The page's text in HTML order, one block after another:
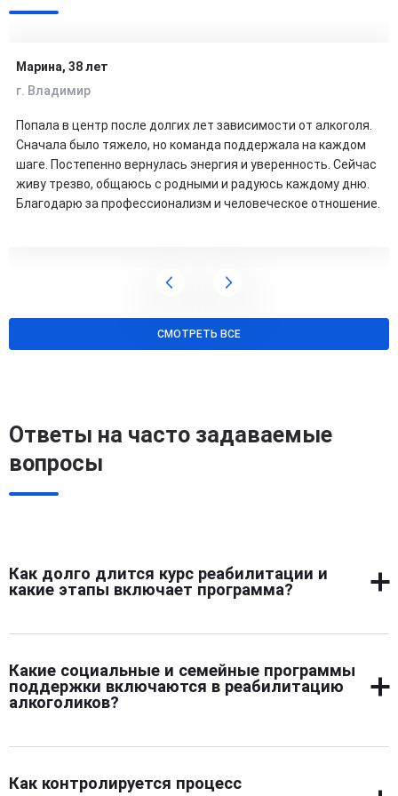
Марина, 38 лет
г. Владимир
Попала в центр после долгих лет зависимости от алкоголя.
Сначала было тяжело, но команда поддержала на каждом
шаге. Постепенно вернулась энергия и уверенность. Сейчас
живу трезво, общаюсь с родными и радуюсь каждому дню.
Благодарю за профессионализм и человеческое отношение.
СМОТРЕТЬ ВСЕ
Ответы на часто задаваемые
вопросы
Как долго длится курс реабилитации и
какие этапы включает программа?
Продолжительность реабилитации зависит от тяжести
занимает от одного до шести месяцев. Программа
включает первичную диагностику, медицинскую
сопровождение. Этапы выстраиваются с учетом
Какие социальные и семейные программы
поддержки включаются в реабилитацию
алкоголиков?
Реабилитация предусматривает вовлечение близкого
семейные консультации, обучающие тренинги и
Как контролируется процесс